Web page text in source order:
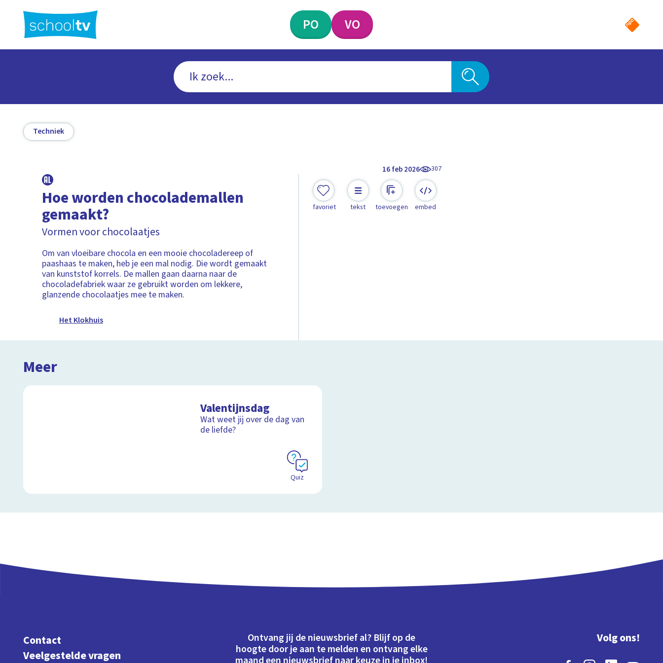
hoofdinhoud
PO VO
Techniek
16 feb 2026 307
Hoe worden chocolademallen
gemaakt?
Vormen voor chocolaatjes
Om van vloeibare chocola en een mooie chocoladereep of
paashaas te maken, heb je een mal nodig. Die wordt gemaakt
van kunststof korrels. De mallen gaan daarna naar de
chocoladefabriek waar ze gebruikt worden om lekkere,
glanzende chocolaatjes mee te maken.
Het Klokhuis
favoriet tekst toevoegen embed
Meer
Valentijnsdag
Wat weet jij over de dag van
de liefde?
Quiz
Contact
Veelgestelde vragen
Ontvang jij de nieuwsbrief al? Blijf op de
hoogte door je aan te melden en ontvang elke
Volg ons!